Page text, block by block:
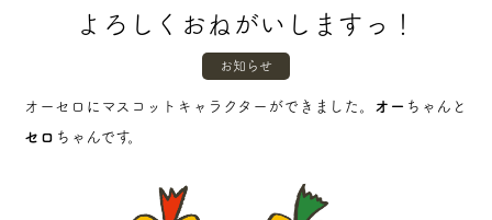
よろしくおねがいしますっ！
お知らせ
オーセロにマスコットキャラクターができました。 オー ちゃんと
セロ ちゃんです。